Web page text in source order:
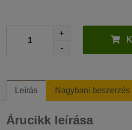
+
-
Leírás Nagybani beszerzés
Árucikk leírása